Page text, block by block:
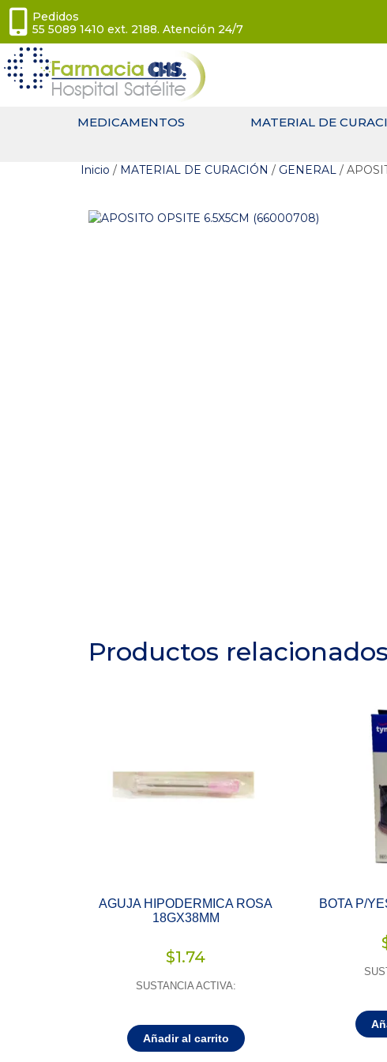
Pedidos
55 5089 1410 ext. 2188. Atención 24/7
MEDICAMENTOS MATERIAL DE
Inicio / MATERIAL DE CURACIÓN / GENERAL /
Productos relacionados
AGUJA HIPODERMICA ROSA
18GX38MM
$1.74
SUSTANCIA ACTIVA:
Añadir al carrito
BOTA P/